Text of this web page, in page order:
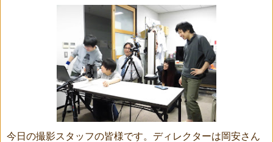
今日の撮影スタッフの皆様です。ディレクターは岡安さん